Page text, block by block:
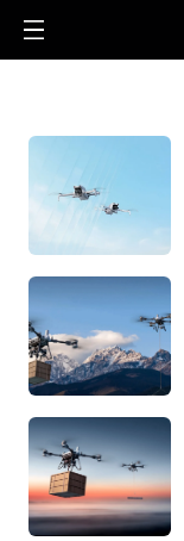
动
障
相
关
无
人
机
文
章
与